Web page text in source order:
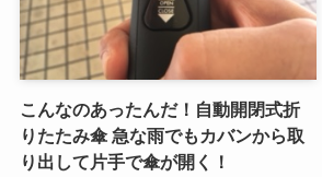
こんなのあったんだ！自動開閉式折
りたたみ傘 急な雨でもカバンから取
り出して片手で傘が開く！